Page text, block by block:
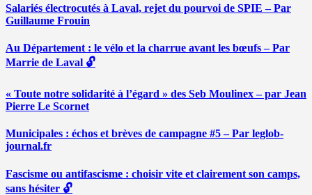
Salariés électrocutés à Laval, rejet du pourvoi de SPIE – Par
Guillaume Frouin
Au Département : le vélo et la charrue avant les bœufs – Par
Marrie de Laval 🔓
« Toute notre solidarité à l’égard » des Seb Moulinex – par Jean
Pierre Le Scornet
Municipales : échos et brèves de campagne #5 – Par leglob-
journal.fr
Fascisme ou antifascisme : choisir vite et clairement son camps,
sans hésiter 🔓